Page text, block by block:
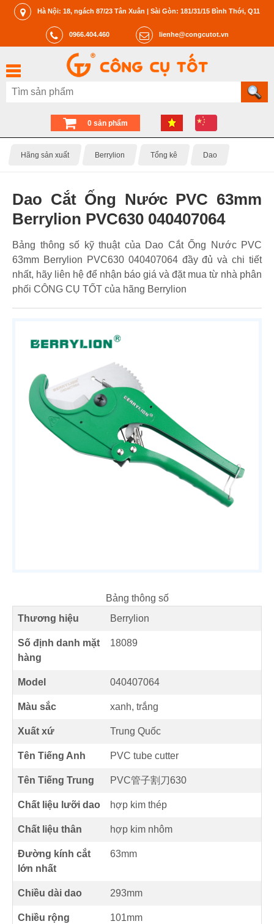
Hà Nội: 18, ngách 87/23 Tân Xuân | Sài Gòn: 181/31/15 Bình Thới, Q11
0966.404.460 lienhe@congcutot.vn
0 sản phẩm
Hãng sản xuất Berrylion Tổng kê Dao
Dao Cắt Ống Nước PVC 63mm
Berrylion PVC630 040407064
Bảng thông số kỹ thuật của Dao Cắt Ống Nước PVC
63mm Berrylion PVC630 040407064 đầy đủ và chi tiết
nhất, hãy liên hệ để nhận báo giá và đặt mua từ nhà phân
phối CÔNG CỤ TỐT của hãng Berrylion
Bảng thông số
Thương hiệu
Berrylion
Số định danh mặt
hàng
18089
Model 040407064
Màu sắc xanh, trắng
Xuất xứ Trung Quốc
Tên Tiếng Anh PVC tube cutter
Tên Tiếng Trung PVC管子割刀630
Chất liệu lưỡi dao hợp kim thép
Chất liệu thân hợp kim nhôm
Đường kính cắt
lớn nhất
63mm
Chiều dài dao 293mm
Chiều rộng 101mm